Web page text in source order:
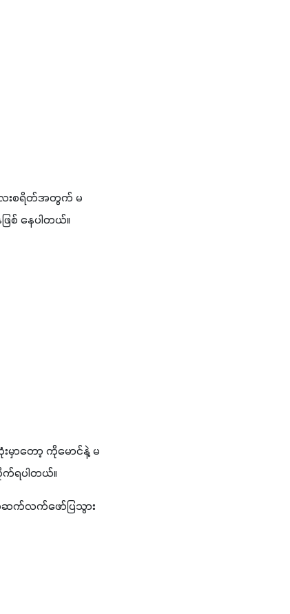
လေးစရိတ်အတွက် မ
စ် နေပါတယ်။
မှာတော့ ကိုမောင်နဲ့ မ
က်ရပါတယ်။
က်လက်ဖော်ပြသွား